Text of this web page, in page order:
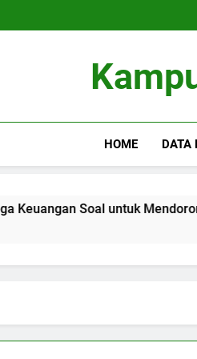
HOME DATA
untuk Mendorong Kualitas